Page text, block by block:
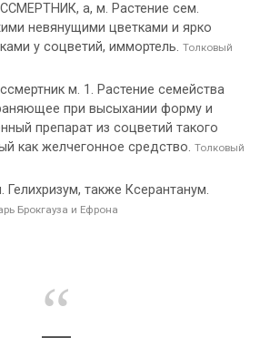
а, м. Растение сем.
невянущими цветками и ярко
у соцветий, иммортель. Толковый
м. 1. Растение семейства
при высыхании форму и
препарат из соцветий такого
как желчегонное средство. Толковый
Гелихризум, также Ксерантанум.
Брокгауза и Ефрона